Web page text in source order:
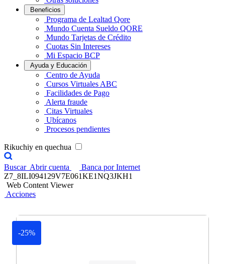
Beneficios
Programa de Lealtad Qore
Mundo Cuenta Sueldo QORE
Mundo Tarjetas de Crédito
Cuotas Sin Intereses
Mi Espacio BCP
Ayuda y Educación
Centro de Ayuda
Cursos Virtuales ABC
Facilidades de Pago
Alerta fraude
Citas Virtuales
Ubícanos
Procesos pendientes
Rikuchiy en quechua
Buscar Abrir cuenta
Banca por Internet
Z7_8ILI094129V7E061KE1NQ3JKH1
Web Content Viewer
Acciones
-25%